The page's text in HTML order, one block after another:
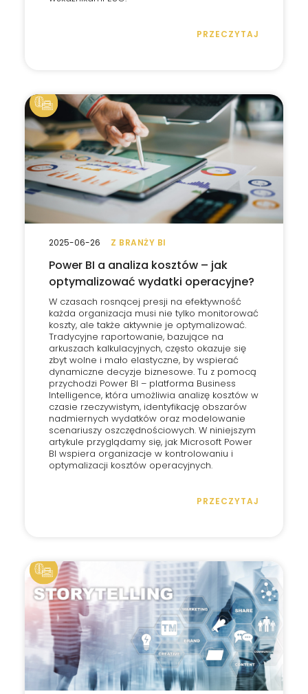
PRZECZYTAJ
Z BRANŻY BI
Power BI a analiza kosztów – jak
optymalizować wydatki operacyjne?
W czasach rosnącej presji na efektywność
każda organizacja musi nie tylko monitorować
koszty, ale także aktywnie je optymalizować.
Tradycyjne raportowanie, bazujące na
arkuszach kalkulacyjnych, często okazuje się
zbyt wolne i mało elastyczne, by wspierać
dynamiczne decyzje biznesowe. Tu z pomocą
przychodzi Power BI – platforma Business
Intelligence, która umożliwia analizę kosztów w
czasie rzeczywistym, identyfikację obszarów
nadmiernych wydatków oraz modelowanie
scenariuszy oszczędnościowych. W niniejszym
artykule przyglądamy się, jak Microsoft Power
BI wspiera organizacje w kontrolowaniu i
optymalizacji kosztów operacyjnych.
PRZECZYTAJ
2025-06-26